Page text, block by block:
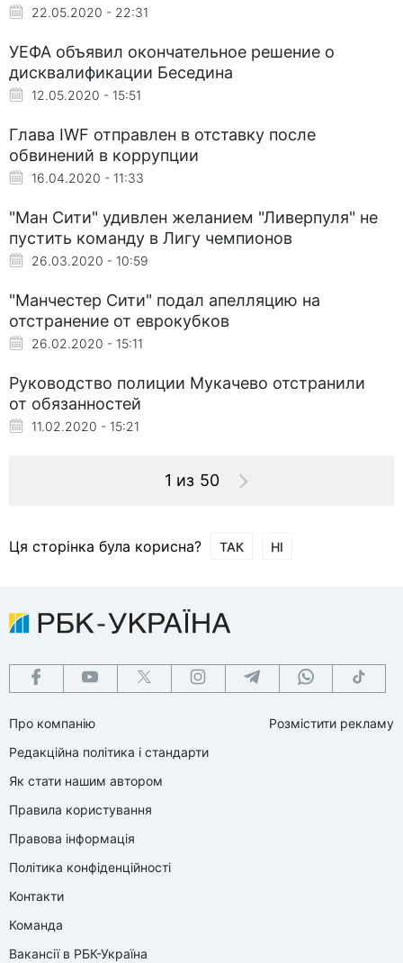
22.05.2020 - 22:31
УЕФА объявил окончательное решение о
дисквалификации Беседина
12.05.2020 - 15:51
Глава IWF отправлен в отставку после
обвинений в коррупции
16.04.2020 - 11:33
"Ман Сити" удивлен желанием "Ливерпуля" не
пустить команду в Лигу чемпионов
26.03.2020 - 10:59
"Манчестер Сити" подал апелляцию на
отстранение от еврокубков
26.02.2020 - 15:11
Руководство полиции Мукачево отстранили
от обязанностей
11.02.2020 - 15:21
1 из 50
Ця сторінка була корисна? ТАК НІ
Про компанію
Редакційна політика і стандарти
Як стати нашим автором
Правила користування
Правова інформація
Політика конфіденційності
Контакти
Команда
Вакансії в РБК-Україна
Розмістити рекламу